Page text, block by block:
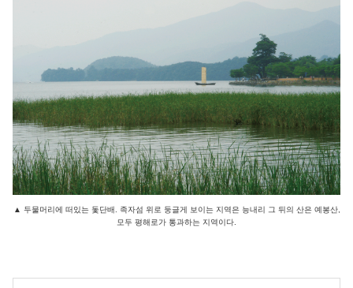
▲ 두물머리에 떠있는 돛단배. 족자섬 위로 둥글게 보이는 지역은 능내리 그 뒤의 산은 예봉산,
모두 평해로가 통과하는 지역이다.